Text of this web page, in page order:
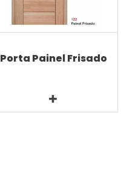
Porta Painel Frisado